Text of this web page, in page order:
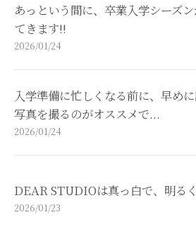
あっという間に、卒業入学シーズン
てきます!!
2026/01/24
入学準備に忙しくなる前に、早め
写真を撮るのがオススメで...
2026/01/24
DEAR STUDIOは真っ白で、明る
2026/01/23